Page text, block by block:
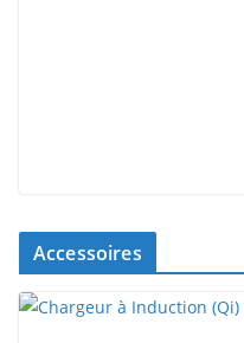
Accessoires